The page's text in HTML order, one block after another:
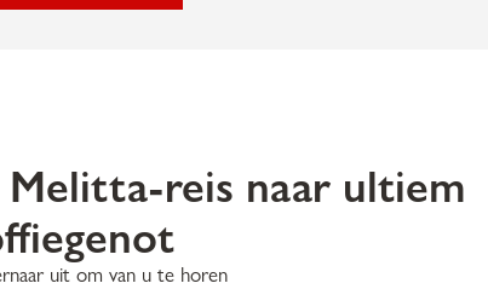
Melitta-reis naar ultiem
uit om van u te horen